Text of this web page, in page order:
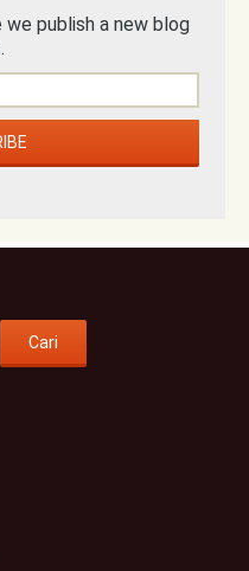
publish a new blog
Cari